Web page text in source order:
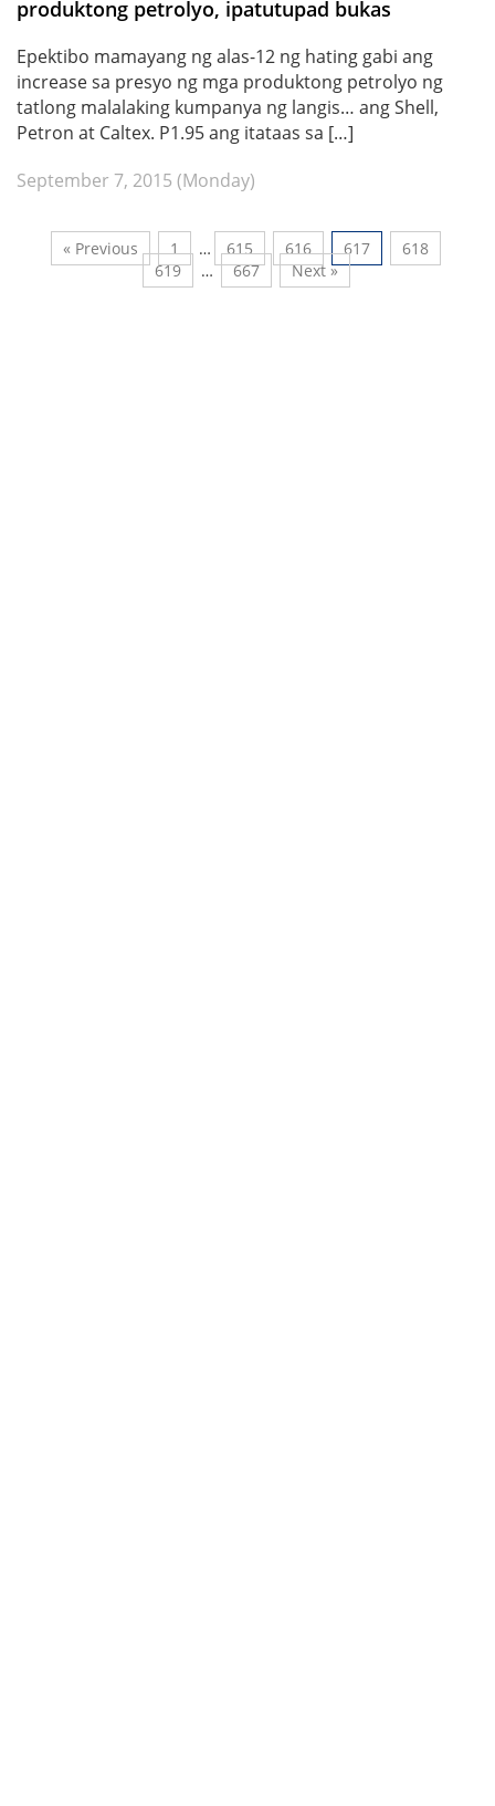
produktong petrolyo, ipatutupad bukas
Epektibo mamayang ng alas-12 ng hating gabi ang
increase sa presyo ng mga produktong petrolyo ng
tatlong malalaking kumpanya ng langis… ang Shell,
Petron at Caltex. P1.95 ang itataas sa […]
September 7, 2015 (Monday)
« Previous 1 … 615 616 617
618
619
… 667 Next »